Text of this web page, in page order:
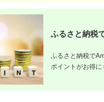
ふるさと納税
ふるさと納税で
ポイントがお得